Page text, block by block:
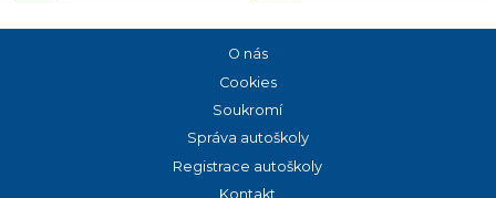
O nás
Cookies
Soukromí
Správa autoškoly
Registrace autoškoly
Kontakt